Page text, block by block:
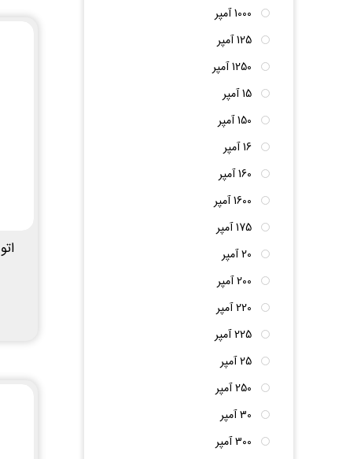
1000 آمپر
125 آمپر
1250 آمپر
15 آمپر
150 آمپر
16 آمپر
160 آمپر
1600 آمپر
175 آمپر
20 آمپر
200 آمپر
220 آمپر
225 آمپر
25 آمپر
250 آمپر
30 آمپر
300 آمپر